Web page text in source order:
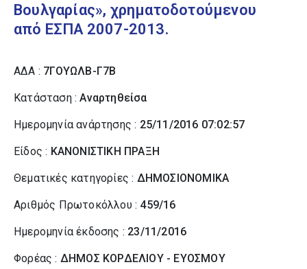
Βουλγαρίας», χρηματοδοτούμενου
από ΕΣΠΑ 2007-2013.
ΑΔΑ : 7ΓΟΥΩΛΒ-Γ7Β
Κατάσταση :Αναρτηθείσα
Ημερομηνία ανάρτησης : 25/11/2016 07:02:57
Είδος : ΚΑΝΟΝΙΣΤΙΚΗ ΠΡΑΞΗ
Θεματικές κατηγορίες : ΔΗΜΟΣΙΟΝΟΜΙΚΑ
Αριθμός Πρωτοκόλλου : 459/16
Ημερομηνία έκδοσης : 23/11/2016
Φορέας : ΔΗΜΟΣ ΚΟΡΔΕΛΙΟΥ - ΕΥΟΣΜΟΥ